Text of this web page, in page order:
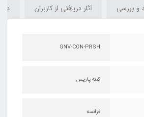
و بررسی آثار دریافتی از کاربران
GNV-CON-PRSH
کنته پاریس
فرانسه